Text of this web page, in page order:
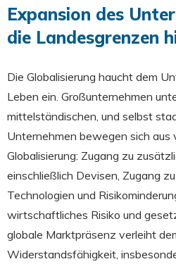
Expansion des
die Landesgrenzen
Die Globalisierung haucht dem
Leben ein. Großunternehmen
mittelständischen, und selbst
Unternehmen bewegen sich aus
Globalisierung: Zugang zu
einschließlich Devisen, Zugang
Technologien und
wirtschaftliches Risiko und
globale Marktpräsenz verleiht
Widerstandsfähigkeit,